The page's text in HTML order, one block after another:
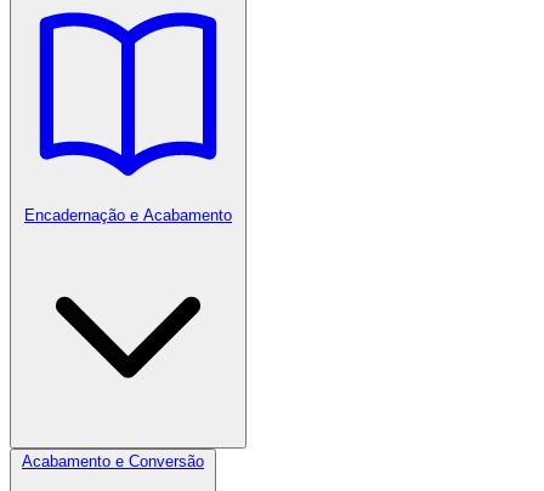
Encadernação e Acabamento
Acabamento e Conversão